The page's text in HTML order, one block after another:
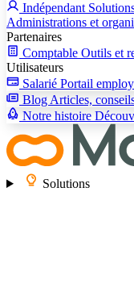
Indépendant
Administrations et
Partenaires
Comptable Outils et
Utilisateurs
Salarié Portail
Blog Articles,
Notre histoire
Solutions